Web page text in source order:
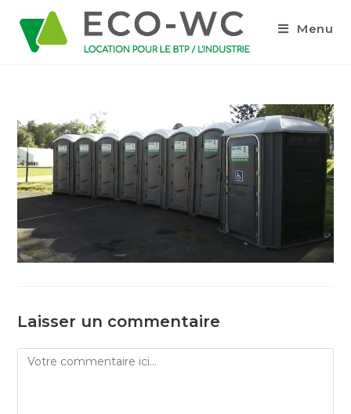
Menu
Laisser un commentaire